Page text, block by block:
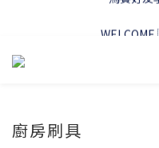
廚房刷具